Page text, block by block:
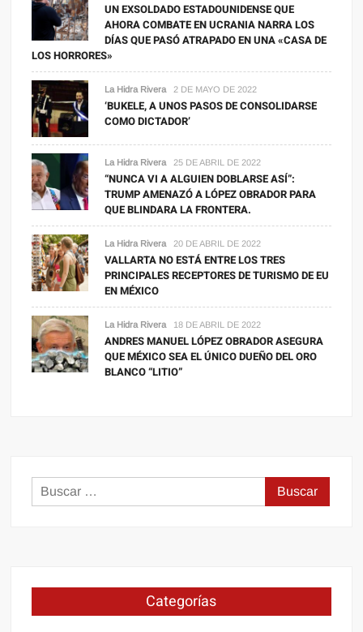
UN EXSOLDADO ESTADOUNIDENSE QUE
AHORA COMBATE EN UCRANIA NARRA LOS
DÍAS QUE PASÓ ATRAPADO EN UNA «CASA DE
LOS HORRORES»
La Hidra Rivera 2 DE MAYO DE 2022
‘BUKELE, A UNOS PASOS DE CONSOLIDARSE
COMO DICTADOR’
La Hidra Rivera 25 DE ABRIL DE 2022
“NUNCA VI A ALGUIEN DOBLARSE ASÍ”:
TRUMP AMENAZÓ A LÓPEZ OBRADOR PARA
QUE BLINDARA LA FRONTERA.
La Hidra Rivera 20 DE ABRIL DE 2022
VALLARTA NO ESTÁ ENTRE LOS TRES
PRINCIPALES RECEPTORES DE TURISMO DE EU
EN MÉXICO
La Hidra Rivera 18 DE ABRIL DE 2022
ANDRES MANUEL LÓPEZ OBRADOR ASEGURA
QUE MÉXICO SEA EL ÚNICO DUEÑO DEL ORO
BLANCO “LITIO”
Buscar:
Categorías